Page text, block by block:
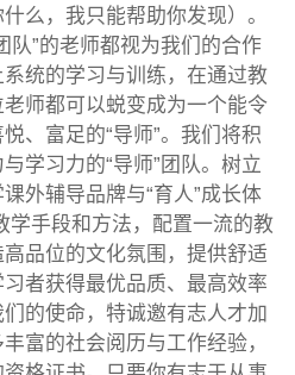
么，我只能帮助你发现）。
队”的老师都视为我们的合作
统的学习与训练，在通过教
师都可以蜕变成为一个能令
、富足的“导师”。我们将积
学习力的“导师”团队。树立
外辅导品牌与“育人”成长体
学手段和方法，配置一流的教
品位的文化氛围，提供舒适
者获得最优品质、最高效率
的使命，特诚邀有志人才加
富的社会阅历与工作经验，